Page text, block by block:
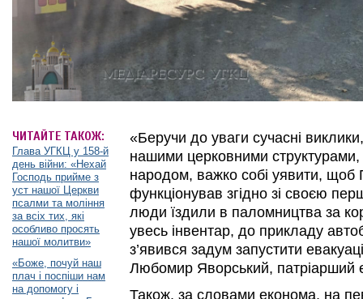
ЧИТАЙТЕ ТАКОЖ:
Глава УГКЦ у 158-й
день війни: «Нехай
Господь прийме з
уст нашої Церкви
псалми та моління
за всіх тих, які
особливо просять
нашої молитви»
«Боже, почуй наш
плач і поспіши нам
на допомогу і
«Беручи до уваги сучасні
нашими церковними структурами,
народом, важко собі уявити, щоб
функціонував згідно зі своєю
люди їздили в паломництва за
увесь інвентар, до прикладу
з’явився задум запустити
Любомир Яворський, патріарший
Також, за словами економа, на